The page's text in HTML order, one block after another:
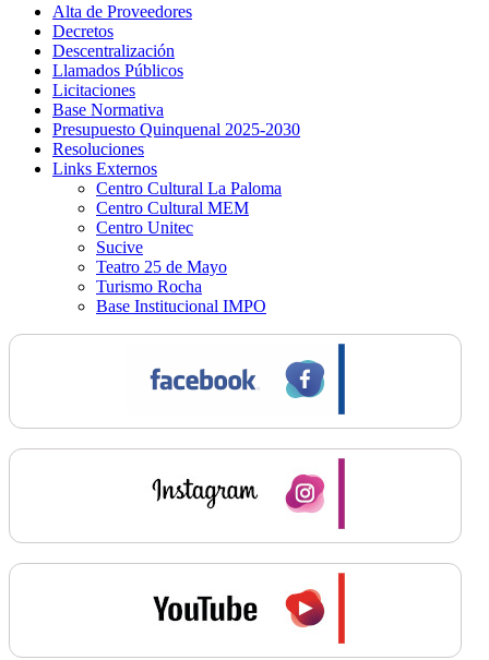
Alta de Proveedores
Decretos
Descentralización
Llamados Públicos
Licitaciones
Base Normativa
Presupuesto Quinquenal 2025-2030
Resoluciones
Links Externos
Centro Cultural La Paloma
Centro Cultural MEM
Centro Unitec
Sucive
Teatro 25 de Mayo
Turismo Rocha
Base Institucional IMPO